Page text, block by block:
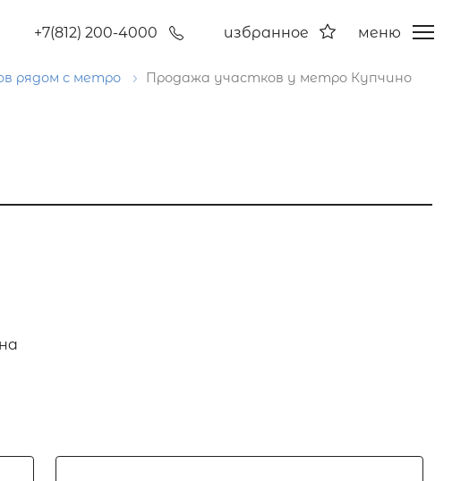
+7(812) 200-4000 избранное меню
рядом с метро Продажа участков у метро Купчино